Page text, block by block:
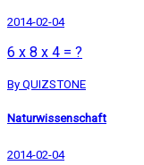
2014-02-04
6 x 8 x 4 = ?
By QUIZSTONE
Naturwissenschaft
2014-02-04